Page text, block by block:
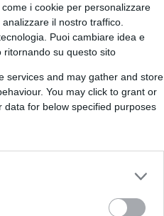
i cookie per personalizzare
il nostro traffico.
Puoi cambiare idea e
ritornando su questo sito
services and may gather and store
You may click to grant or
for below specified purposes
le